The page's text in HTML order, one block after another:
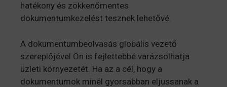
hatékony és zökkenőmentes
dokumentumkezelést tesznek lehetővé.
A dokumentumbeolvasás globális vezető
szereplőjével Ön is fejlettebbé varázsolhatja
üzleti környezetét. Ha az a cél, hogy a
dokumentumok minél gyorsabban eljussanak a